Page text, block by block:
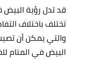
قد تدل رؤية البيض
تختلف باختلاف
والتي يمكن أن
البيض في المنام